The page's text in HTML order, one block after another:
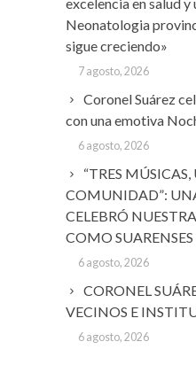
Neonatologia
sigue creciendo»
7 agosto, 2026
Coronel Suárez
con una emotiva
6 agosto, 2026
“TRES
COMUNIDAD”:
CELEBRÓ
COMO SUARENSES
6 agosto, 2026
CORONEL
VECINOS E
6 agosto, 2026